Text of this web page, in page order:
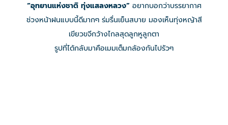
“อุทยานแห่งชาติ ทุ่งแสลงหลวง”อยากบอกว่าบรรยากาศ
ช่วงหน้าฝนแบบนี้ดีมากๆ ร่มรื่นเย็นสบาย มองเห็นทุ่งหญ้าสี
เขียวขจีกว้างไกลสุดลูกหูลูกตา
รูปที่ได้กลับมาคือเมมเต็มกล้องกันไปรัวๆ